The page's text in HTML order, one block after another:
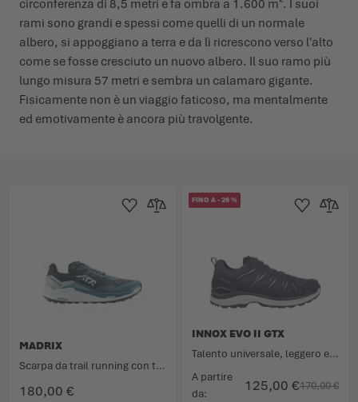
circonferenza di 8,5 metri e fa ombra a 1.600 m². I suoi
rami sono grandi e spessi come quelli di un normale
albero, si appoggiano a terra e da lì ricrescono verso l'alto
come se fosse cresciuto un nuovo albero. Il suo ramo più
lungo misura 57 metri e sembra un calamaro gigante.
Fisicamente non è un viaggio faticoso, ma mentalmente
ed emotivamente è ancora più travolgente.
180,00 €
MADRIX
Scarpa da trail running con tecnologia top per le competizioni.
Aggiungi alla Lista dei Desideri
Aggiungi al confronto
FINO A-26%
A partire
da
125,00 €170,00 €
INNOX EVO II GTX
Talento universale, leggero e dinamico, per offrire massima flessibilità.
Aggiungi alla